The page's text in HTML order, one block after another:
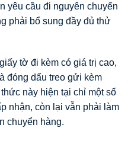
yêu cầu đi nguyên chuyến
phải bổ sung đầy đủ thử
tờ đi kèm có giá trị cao,
đóng dấu treo gửi kèm
này hiện tại chỉ một số
nhận, còn lại vẫn phải làm
chuyển hàng.